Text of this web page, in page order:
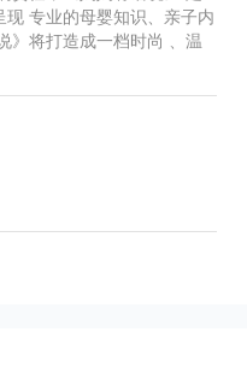
专业的母婴知识、亲子内
》将打造成一档时尚 、温